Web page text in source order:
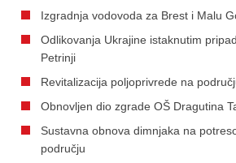
Izgradnja vodovoda za Brest i Malu
Odlikovanja Ukrajine istaknutim
Petrinji
Revitalizacija poljoprivrede na
Obnovljen dio zgrade OŠ Dragutina
Sustavna obnova dimnjaka na
području